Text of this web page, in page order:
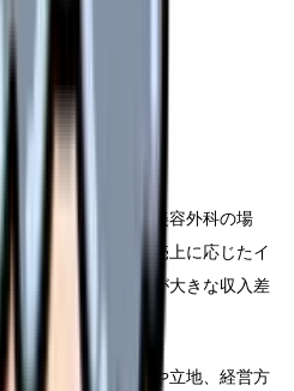
万円以上
上
ブ」の部分です。美容外科の場
ンセリングによる売上に応じたイ
ックも多く、これが大きな収入差
クリニックの規模や立地、経営方